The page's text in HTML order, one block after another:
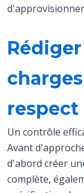
respect
Un contrôle
Avant
d'abord créer
complète,